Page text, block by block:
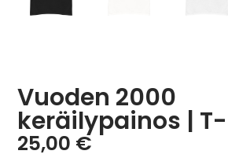
Vuoden 2000
keräilypainos |
25,00 €